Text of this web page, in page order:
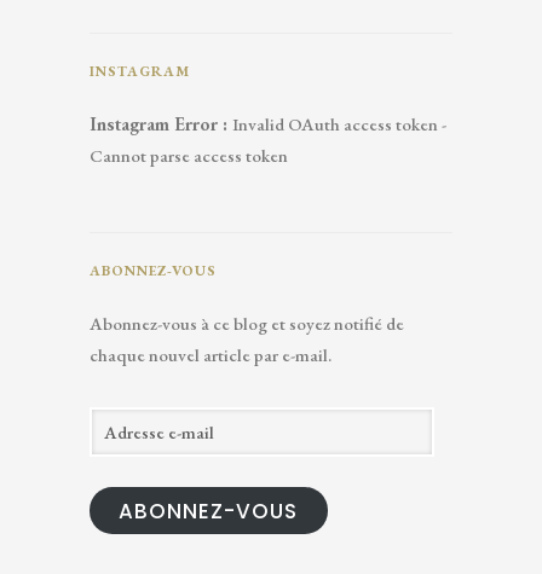
INSTAGRAM
Instagram Error : Invalid OAuth access token -
Cannot parse access token
ABONNEZ-VOUS
Abonnez-vous à ce blog et soyez notifié de
chaque nouvel article par e-mail.
d
e
ABONNEZ-VOUS